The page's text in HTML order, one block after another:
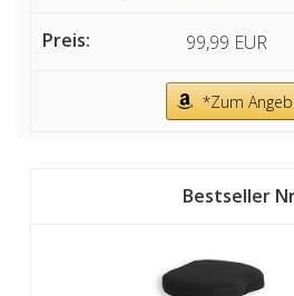
99,99 EUR
*Zum